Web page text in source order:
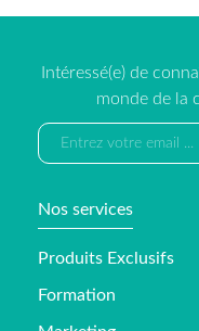
Intéressé(e) de
monde de la
Nos services
Produits Exclusifs
Formation